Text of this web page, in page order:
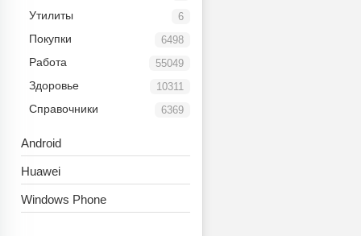
6
Утилиты
6498
Покупки
55049
Работа
10311
Здоровье
6369
Справочники
Android
Huawei
Windows Phone